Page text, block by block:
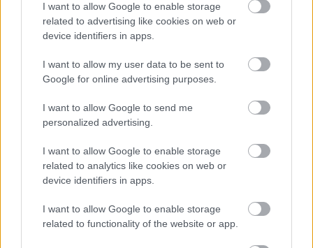
I want to allow Google to enable storage
related to advertising like cookies on web or
device identifiers in apps.
I want to allow my user data to be sent to
Google for online advertising purposes.
I want to allow Google to send me
personalized advertising.
I want to allow Google to enable storage
related to analytics like cookies on web or
device identifiers in apps.
I want to allow Google to enable storage
related to functionality of the website or app.
Red Hot Chili Peppers, Eminem és
Snoop Dogg - hatalmas buli lesz a
2022-es MTV VMA színpadán
Címke MTV díjátadó
Archívum Impresszum
Adatkezelési tájékoztató
Felhasználási feltételek
Előfizetés
Kapcsolat
RSS
Akadálymentesítési nyilatkozat
Süti beállítások